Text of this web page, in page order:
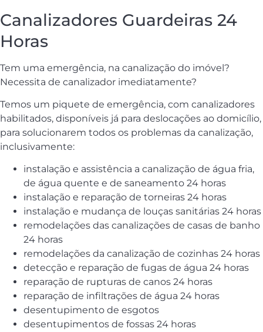
Canalizadores Guardeiras 24
Horas
Tem uma emergência, na canalização do imóvel?
Necessita de canalizador imediatamente?
Temos um piquete de emergência, com canalizadores
habilitados, disponíveis já para deslocações ao domicílio,
para solucionarem todos os problemas da canalização,
inclusivamente:
instalação e assistência a canalização de água fria,
de água quente e de saneamento 24 horas
instalação e reparação de torneiras 24 horas
instalação e mudança de louças sanitárias 24 horas
remodelações das canalizações de casas de banho
24 horas
remodelações da canalização de cozinhas 24 horas
detecção e reparação de fugas de água 24 horas
reparação de rupturas de canos 24 horas
reparação de infiltrações de água 24 horas
desentupimento de esgotos
desentupimentos de fossas 24 horas